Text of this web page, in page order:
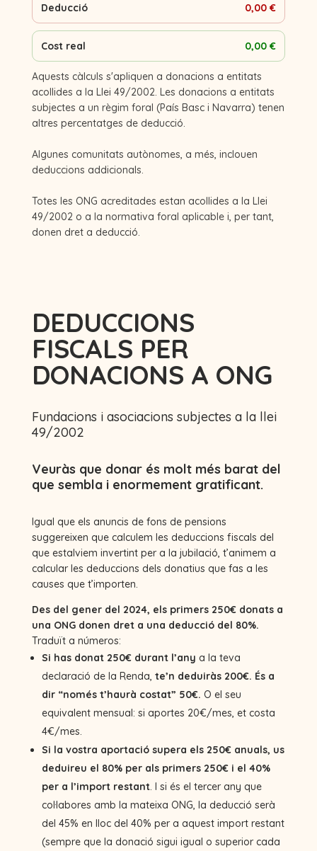
Deducció 0,00 €
Cost real 0,00 €
Aquests càlculs s'apliquen a donacions a entitats
acollides a la Llei 49/2002. Les donacions a entitats
subjectes a un règim foral (País Basc i Navarra) tenen
altres percentatges de deducció.
Algunes comunitats autònomes, a més, inclouen
deduccions addicionals.
Totes les ONG acreditades estan acollides a la Llei
49/2002 o a la normativa foral aplicable i, per tant,
donen dret a deducció.
DEDUCCIONS
FISCALS PER
DONACIONS A ONG
Fundacions i asociacions subjectes a la llei
49/2002
Veuràs que donar és molt més barat del
que sembla i enormement gratificant.
Igual que els anuncis de fons de pensions
suggereixen que calculem les deduccions fiscals del
que estalviem invertint per a la jubilació, t’animem a
calcular les deduccions dels donatius que fas a les
causes que t’importen.
Des del gener del 2024, els primers 250€ donats a
una ONG donen dret a una deducció del 80%.
Traduït a números:
Si has donat 250€ durant l’any a la teva
declaració de la Renda, te’n deduiràs 200€. És a
dir “només t’haurà costat” 50€. O el seu
equivalent mensual: si aportes 20€/mes, et costa
4€/mes.
Si la vostra aportació supera els 250€ anuals, us
deduireu el 80% per als primers 250€ i el 40%
per a l’import restant. I si és el tercer any que
col·labores amb la mateixa ONG, la deducció serà
del 45% en lloc del 40% per a aquest import restant
(sempre que la donació sigui igual o superior cada